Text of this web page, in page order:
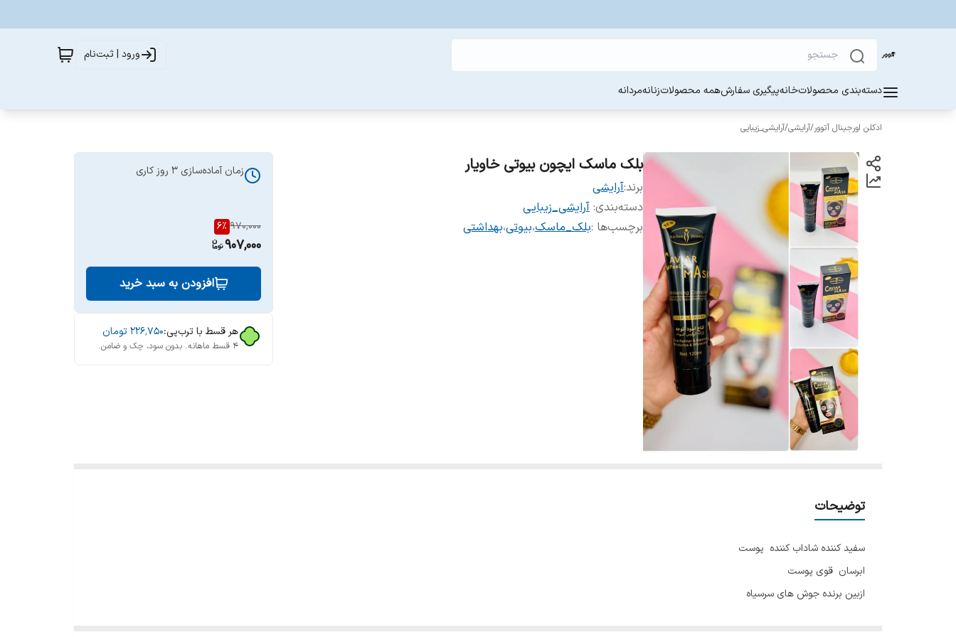
ورود | ثبت‌نام
دسته‌بندی محصولاتخانهپیگیری سفارشهمه محصولاتزنانهمردانه
ادکلن اورجینال آتوور/آرایشی/آرایشی_زیبایی
بلک ماسک ایچون بیوتی خاویار
برند:آرایشی
دسته‌بندی: آرایشی_زیبایی
برچسب‌ها :بلک_ماسک،بیوتی،بهداشتی
زمان آماده‌سازی 3 روز کاری
970,000
6%
907,000
افزودن به سبد خرید
هر قسط با ترب‌پی:۲۲۶٬۷۵۰تومان
۴ قسط ماهانه. بدون سود، چک و ضامن.
توضیحات
سفید کننده شاداب کننده پوست
ابرسان قوی پوست
ازبین برنده جوش های سرسیاه